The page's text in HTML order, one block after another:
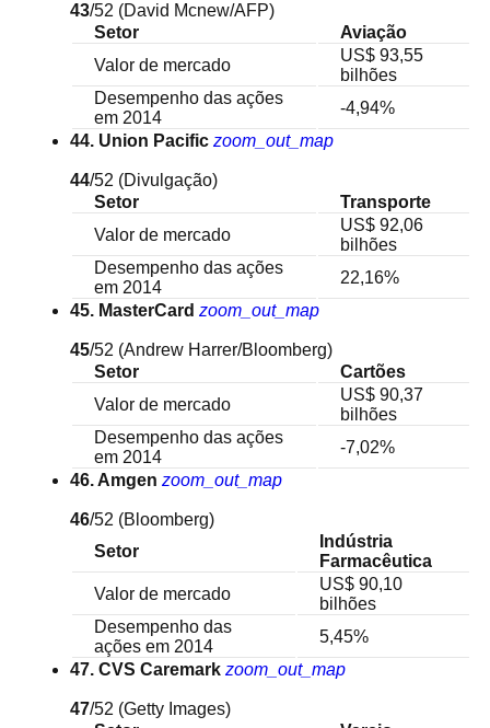
43/52 (David Mcnew/AFP)
Setor
Aviação
Valor de mercado
US$ 93,55
bilhões
Desempenho das ações
em 2014
-4,94%
44. Union Pacific zoom_out_map
44/52 (Divulgação)
Setor
Transporte
Valor de mercado
US$ 92,06
bilhões
Desempenho das ações
em 2014
22,16%
45. MasterCard zoom_out_map
45/52 (Andrew Harrer/Bloomberg)
Setor
Cartões
Valor de mercado
US$ 90,37
bilhões
Desempenho das ações
em 2014
-7,02%
46. Amgen zoom_out_map
46/52 (Bloomberg)
Setor
Indústria
Farmacêutica
Valor de mercado
US$ 90,10
bilhões
Desempenho das
ações em 2014
5,45%
47. CVS Caremark zoom_out_map
47/52 (Getty Images)